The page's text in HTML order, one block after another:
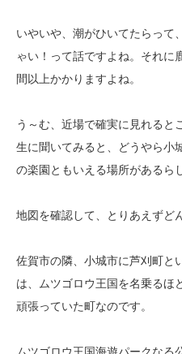
いやいや、潮がひいてたらって
ゃい！って話ですよね。それに
間以上かかりますよね。
う～む、近場で確実に見れると
生に聞いてみると、どうやら小
の楽園ともいえる場所があるら
地図を確認して、とりあえずど
佐賀市の隣、小城市に芦刈町と
は、ムツゴロウ王国を名乗るほ
頑張っていた町なのです。